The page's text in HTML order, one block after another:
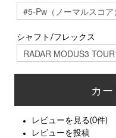
シャフト/フレックス
レビューを見る(0件)
レビューを投稿